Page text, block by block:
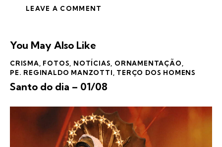
You May Also Like
CRISMA FOTOS NOTÍCIAS ORNAMENTAÇÃO
PE. REGINALDO MANZOTTI
TERÇO DOS HOMENS
Santo do dia – 01/08